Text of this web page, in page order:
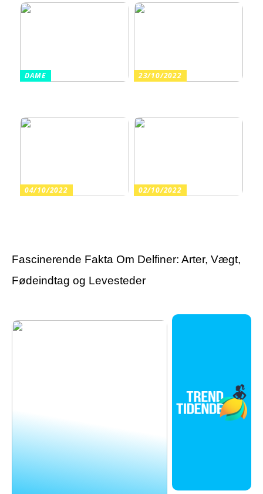
DAME 23/10/2022
04/10/2022 02/10/2022
Fascinerende Fakta Om Delfiner: Arter, Vægt,
Fødeindtag og Levesteder